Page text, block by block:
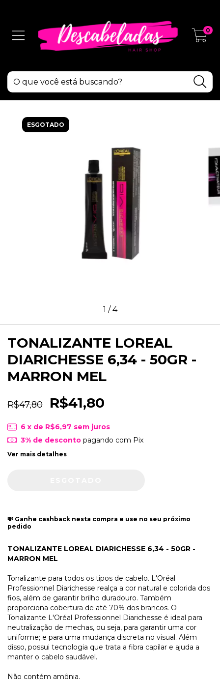
0
ESGOTADO
1 /4
TONALIZANTE LOREAL
DIARICHESSE 6,34 - 50GR -
MARRON MEL
R$47,80 R$41,80
6 x de R$6,97 sem juros
3% de descontopagando com Pix
Ver mais detalhes
💸 Ganhe cashback nesta compra e use no seu próximo
pedido
TONALIZANTE LOREAL DIARICHESSE 6,34 - 50GR -
MARRON MEL
Tonalizante para todos os tipos de cabelo. L'Oréal
Professionnel Diarichesse realça a cor natural e colorida dos
fios, além de garantir brilho duradouro. Também
proporciona cobertura de até 70% dos brancos. O
Tonalizante L'Oréal Professionnel Diarichesse é ideal para
neutralização de mechas, ou seja, para garantir uma cor
uniforme; e para uma mudança discreta no visual. Além
disso, possui tecnologia que trata a fibra capilar e ajuda a
manter o cabelo saudável.
Não contém amônia.